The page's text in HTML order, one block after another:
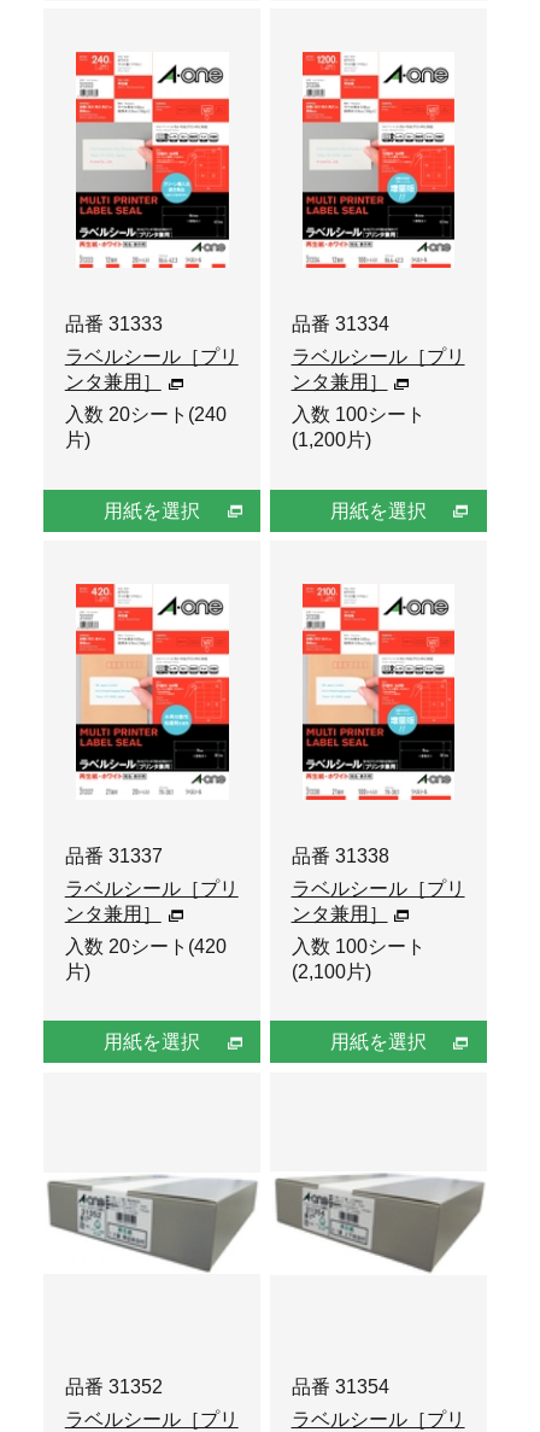
品番 31333
ラベルシール［プリ
ンタ兼用］
入数 20シート(240
片)
用紙を選択
品番 31334
ラベルシール［プリ
ンタ兼用］
入数 100シート
(1,200片)
用紙を選択
品番 31337
ラベルシール［プリ
ンタ兼用］
入数 20シート(420
片)
用紙を選択
品番 31338
ラベルシール［プリ
ンタ兼用］
入数 100シート
(2,100片)
用紙を選択
品番 31352
ラベルシール［プリ
品番 31354
ラベルシール［プリ